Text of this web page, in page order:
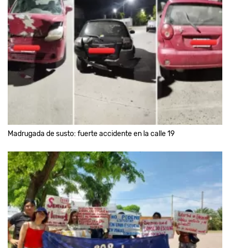
Madrugada de susto: fuerte accidente en la calle 19